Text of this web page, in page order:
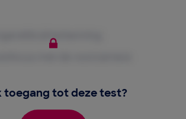
toegang tot deze test?